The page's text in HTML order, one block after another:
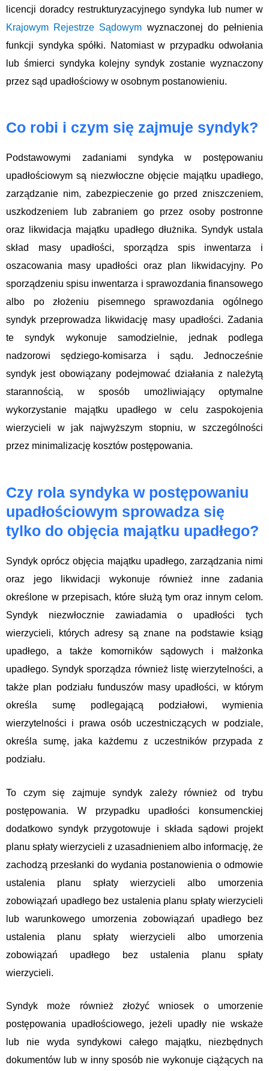
licencji doradcy restrukturyzacyjnego syndyka lub numer w
Krajowym Rejestrze Sądowym wyznaczonej do pełnienia
funkcji syndyka spółki. Natomiast w przypadku odwołania
lub śmierci syndyka kolejny syndyk zostanie wyznaczony
przez sąd upadłościowy w osobnym postanowieniu.
Co robi i czym się zajmuje syndyk?
Podstawowymi zadaniami syndyka w postępowaniu
upadłościowym są niezwłoczne objęcie majątku upadłego,
zarządzanie nim, zabezpieczenie go przed zniszczeniem,
uszkodzeniem lub zabraniem go przez osoby postronne
oraz likwidacja majątku upadłego dłużnika. Syndyk ustala
skład masy upadłości, sporządza spis inwentarza i
oszacowania masy upadłości oraz plan likwidacyjny. Po
sporządzeniu spisu inwentarza i sprawozdania finansowego
albo po złożeniu pisemnego sprawozdania ogólnego
syndyk przeprowadza likwidację masy upadłości. Zadania
te syndyk wykonuje samodzielnie, jednak podlega
nadzorowi sędziego-komisarza i sądu. Jednocześnie
syndyk jest obowiązany podejmować działania z należytą
starannością, w sposób umożliwiający optymalne
wykorzystanie majątku upadłego w celu zaspokojenia
wierzycieli w jak najwyższym stopniu, w szczególności
przez minimalizację kosztów postępowania.
Czy rola syndyka w postępowaniu
upadłościowym sprowadza się
tylko do objęcia majątku upadłego?
Syndyk oprócz objęcia majątku upadłego, zarządzania nimi
oraz jego likwidacji wykonuje również inne zadania
określone w przepisach, które służą tym oraz innym celom.
Syndyk niezwłocznie zawiadamia o upadłości tych
wierzycieli, których adresy są znane na podstawie ksiąg
upadłego, a także komorników sądowych i małżonka
upadłego. Syndyk sporządza również listę wierzytelności, a
także plan podziału funduszów masy upadłości, w którym
określa sumę podlegającą podziałowi, wymienia
wierzytelności i prawa osób uczestniczących w podziale,
określa sumę, jaka każdemu z uczestników przypada z
podziału.
To czym się zajmuje syndyk zależy również od trybu
postępowania. W przypadku upadłości konsumenckiej
dodatkowo syndyk przygotowuje i składa sądowi projekt
planu spłaty wierzycieli z uzasadnieniem albo informację, że
zachodzą przesłanki do wydania postanowienia o odmowie
ustalenia planu spłaty wierzycieli albo umorzenia
zobowiązań upadłego bez ustalenia planu spłaty wierzycieli
lub warunkowego umorzenia zobowiązań upadłego bez
ustalenia planu spłaty wierzycieli albo umorzenia
zobowiązań upadłego bez ustalenia planu spłaty
wierzycieli.
Syndyk może również złożyć wniosek o umorzenie
postępowania upadłościowego, jeżeli upadły nie wskaże
lub nie wyda syndykowi całego majątku, niezbędnych
dokumentów lub w inny sposób nie wykonuje ciążących na